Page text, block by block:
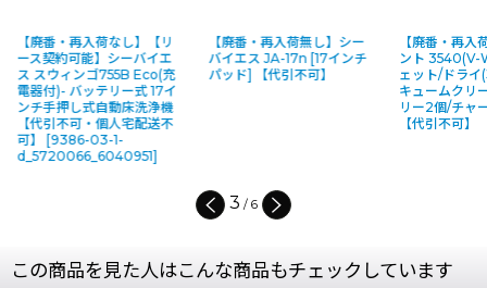
【廃番・再入荷なし】【リ
ース契約可能】シーバイエ
ス スウィンゴ755B Eco(充
電器付)- バッテリー式 17イ
ンチ手押し式自動床洗浄機
【代引不可・個人宅配送不
可】
[9386-03-1-
d_5720066_6040951]
【廃番・再入荷無し】シー
バイエス JA-17n [17インチ
パッド] 【代引不可】
【廃番・再入
ント 3540(V-
ェット/ドライ
キュームクリ
リー2個/チャ
【代引不可】
3 / 6
この商品を見た人はこんな商品もチェックしています